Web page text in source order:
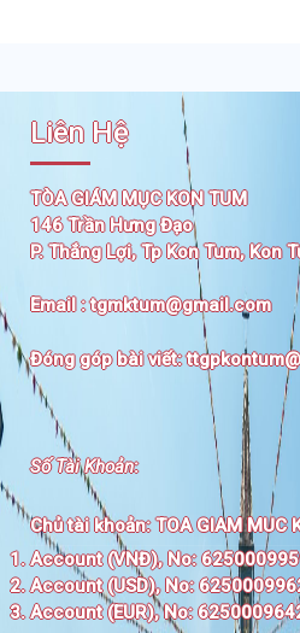
Liên Hệ
TÒA GIÁM MỤC KON TUM
146 Trần Hưng Đạo
P. Thắng Lợi, Tp Kon Tum, Kon
Email :tgmktum@gmail.com
Đóng góp bài viết:
Số Tài Khoản:
Chủ tài khoản:TOA GIAM MUC
Account (VNĐ), No:
Account (USD), No:
Account (EUR), No: